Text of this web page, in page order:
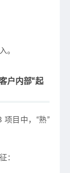
。
户内部“起
项目中，“熟”
：